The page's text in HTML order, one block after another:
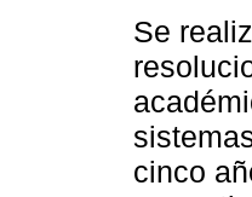
Se
cinco